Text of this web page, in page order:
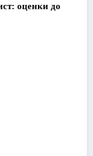
оценки до